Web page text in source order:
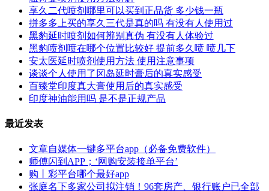
享久二代喷剂哪里可以买到正品货 多少钱一瓶
拼多多上买的享久三代是真的吗 有没有人使用过
黑豹延时喷剂如何辨别真伪 有没有人体验过
黑豹喷剂喷在哪个位置比较好 提前多久喷 喷几下
安太医延时喷剂使用方法 使用注意事项
谈谈个人使用了冈岛延时膏后的真实感受
百臻堂印度真大膏使用后的真实感受
印度神油能用吗 是不是正规产品
最近发表
文章自媒体一键多平台app（必备免费软件）
师傅闪到APP；‘网购安装接单平台’
购丨彩平台哪个最好app
张庭名下多家公司拟注销！96套房产、银行账户已全部